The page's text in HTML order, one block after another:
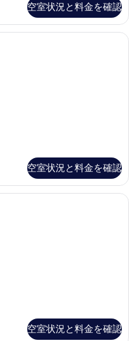
空室状況と料金を確認
Reef Pool Water Villa | テラス / パテ
空室状況と料金を確認
空室状況と料金を確認